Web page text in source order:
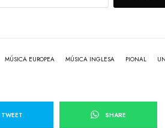
MÚSICA EUROPEA MÚSICA INGLESA PIONAL
TWEET SHARE